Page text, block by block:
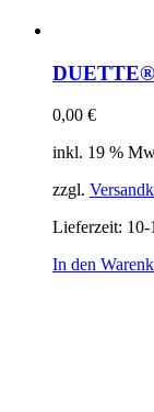
DUETTE®
0,00 €
inkl. 19 %
zzgl.
Lieferzeit: 10-
In den